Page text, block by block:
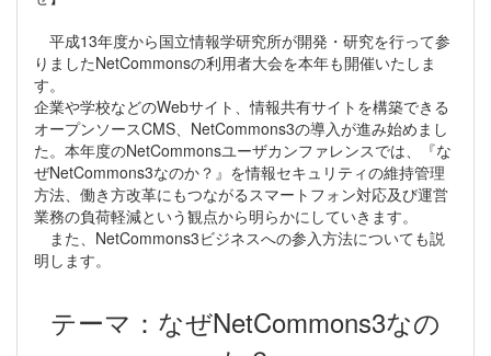
平成13年度から国立情報学研究所が開発・研究を行って参
りましたNetCommonsの利用者大会を本年も開催いたしま
す。
企業や学校などのWebサイト、情報共有サイトを構築できる
オープンソースCMS、NetCommons3の導入が進み始めまし
た。本年度のNetCommonsユーザカンファレンスでは、『な
ぜNetCommons3なのか？』を情報セキュリティの維持管理
方法、働き方改革にもつながるスマートフォン対応及び運営
業務の負荷軽減という観点から明らかにしていきます。
また、NetCommons3ビジネスへの参入方法についても説
明します。
テーマ：なぜNetCommons3なの